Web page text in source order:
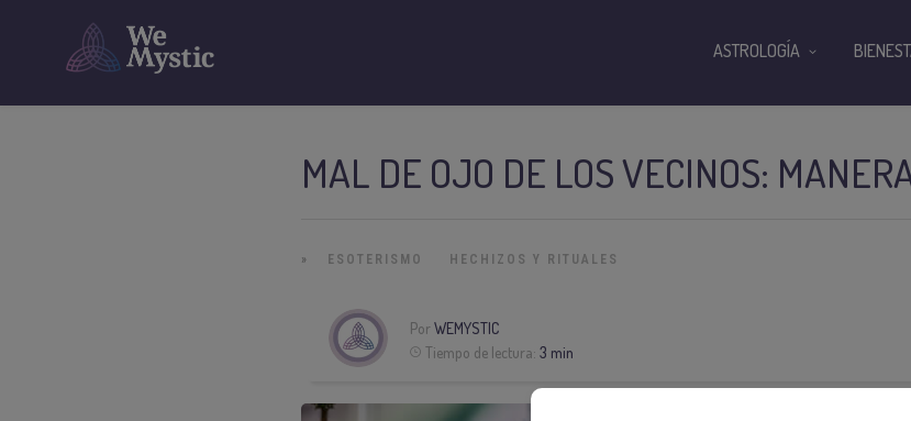
MAL DE OJO DE LOS VECINOS:
» ESOTERISMO HECHIZOS Y RITUALES
Por WEMYSTIC
Tiempo de lectura: 3 min
ASTROLOGÍA